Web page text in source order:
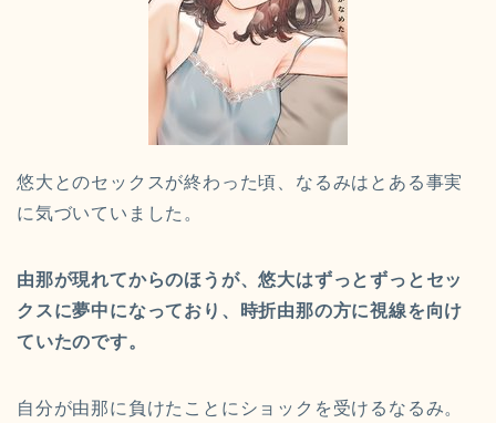
悠大とのセックスが終わった頃、なるみはとある事実
に気づいていました。
由那が現れてからのほうが、悠大はずっとずっとセッ
クスに夢中になっており、時折由那の方に視線を向け
ていたのです。
自分が由那に負けたことにショックを受けるなるみ。